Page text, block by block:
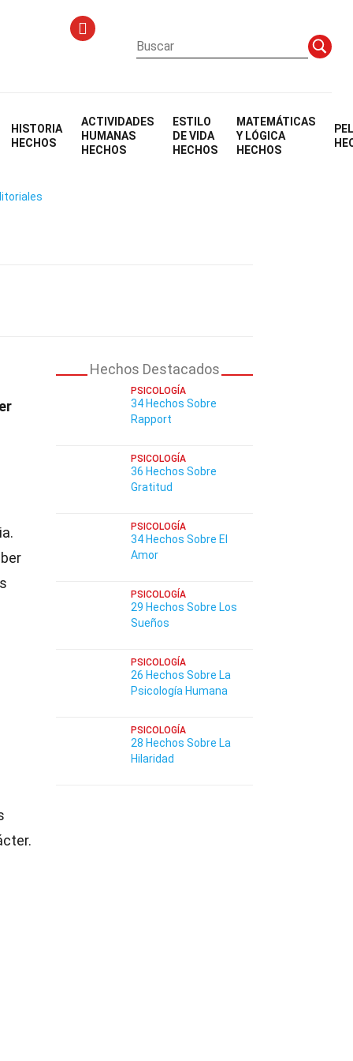
HISTORIA
HECHOS
ACTIVIDADES
HUMANAS
HECHOS
ESTILO
DE VIDA
HECHOS
MATEMÁTICAS
Y LÓGICA
HECHOS
Hechos Destacados
PSICOLOGÍA
34 Hechos Sobre
Rapport
PSICOLOGÍA
36 Hechos Sobre
Gratitud
PSICOLOGÍA
34 Hechos Sobre El
Amor
PSICOLOGÍA
29 Hechos Sobre Los
Sueños
PSICOLOGÍA
26 Hechos Sobre La
Psicología Humana
PSICOLOGÍA
28 Hechos Sobre La
Hilaridad